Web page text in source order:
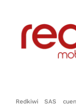
Redkiwi SAS